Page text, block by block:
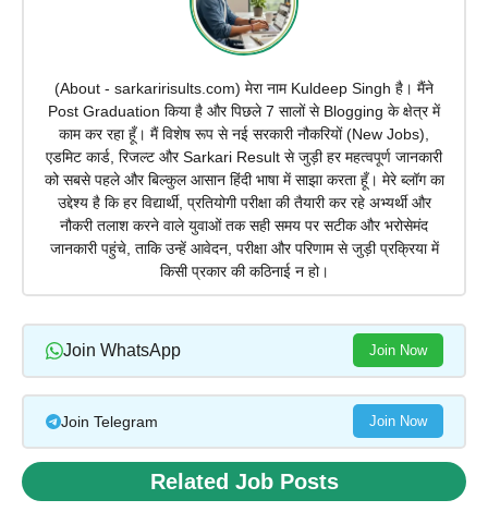
(About - sarkaririsults.com) मेरा नाम Kuldeep Singh है। मैंने
Post Graduation किया है और पिछले 7 सालों से Blogging के क्षेत्र में
काम कर रहा हूँ। मैं विशेष रूप से नई सरकारी नौकरियों (New Jobs),
एडमिट कार्ड, रिजल्ट और Sarkari Result से जुड़ी हर महत्वपूर्ण जानकारी
को सबसे पहले और बिल्कुल आसान हिंदी भाषा में साझा करता हूँ। मेरे ब्लॉग का
उद्देश्य है कि हर विद्यार्थी, प्रतियोगी परीक्षा की तैयारी कर रहे अभ्यर्थी और
नौकरी तलाश करने वाले युवाओं तक सही समय पर सटीक और भरोसेमंद
जानकारी पहुंचे, ताकि उन्हें आवेदन, परीक्षा और परिणाम से जुड़ी प्रक्रिया में
किसी प्रकार की कठिनाई न हो।
Join WhatsApp Join Now
Join Telegram Join Now
Related Job Posts